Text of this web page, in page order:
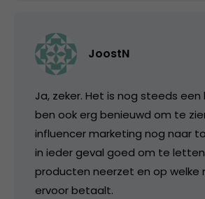
JoostN
Ja, zeker. Het is nog steeds
ben ook erg benieuwd om te
influencer marketing nog naar
in ieder geval goed om te
producten neerzet en op welke
ervoor betaalt.